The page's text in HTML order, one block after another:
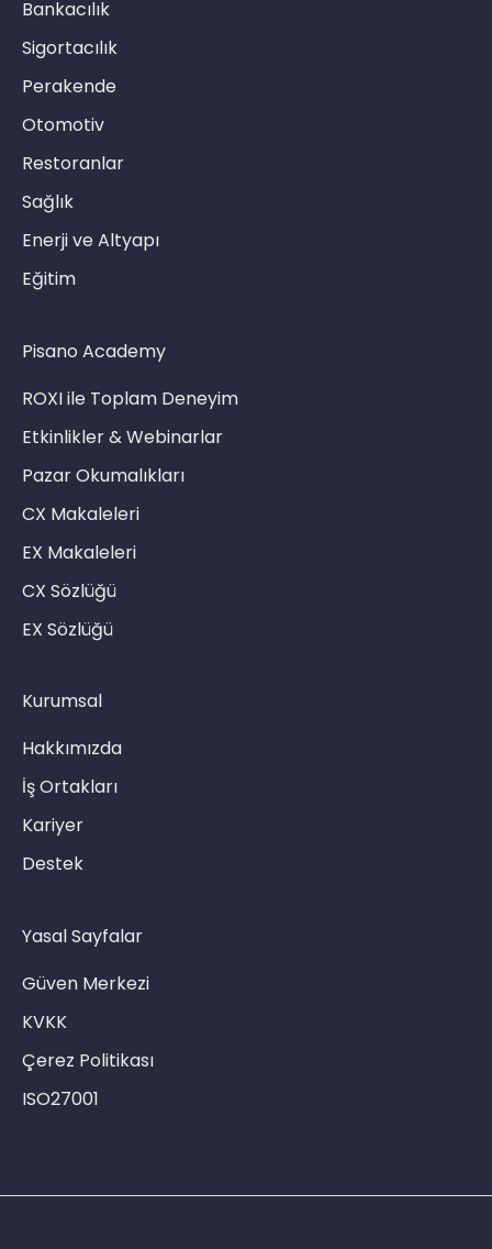
Bankacılık
Sigortacılık
Perakende
Otomotiv
Restoranlar
Sağlık
Enerji ve Altyapı
Eğitim
Pisano Academy
ROXI ile Toplam Deneyim
Etkinlikler & Webinarlar
Pazar Okumalıkları
CX Makaleleri
EX Makaleleri
CX Sözlüğü
EX Sözlüğü
Kurumsal
Hakkımızda
İş Ortakları
Kariyer
Destek
Yasal Sayfalar
Güven Merkezi
KVKK
Çerez Politikası
ISO27001